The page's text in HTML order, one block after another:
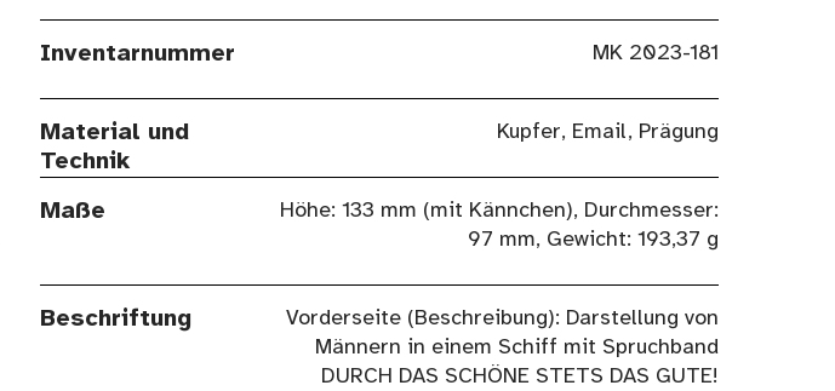
Inventarnummer MK 2023-181
Material und
Technik
Kupfer, Email, Prägung
Maße
Höhe: 133 mm (mit Kännchen), Durchmesser:
97 mm, Gewicht: 193,37 g
Beschriftung
Vorderseite (Beschreibung): Darstellung von
Männern in einem Schiff mit Spruchband
DURCH DAS SCHÖNE STETS DAS GUTE!